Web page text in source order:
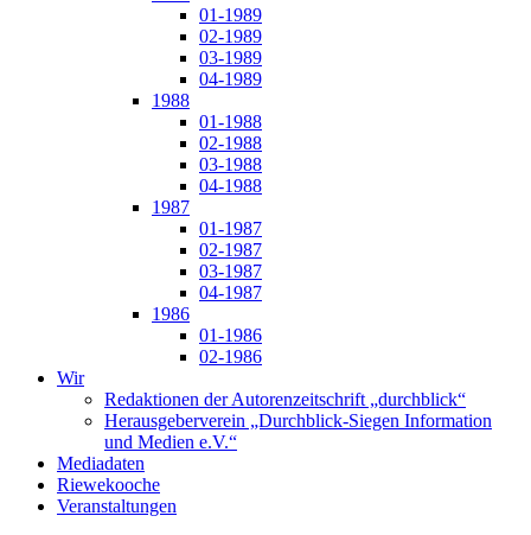
01-1989
02-1989
03-1989
04-1989
1988
01-1988
02-1988
03-1988
04-1988
1987
01-1987
02-1987
03-1987
04-1987
1986
01-1986
02-1986
Wir
Redaktionen der Autorenzeitschrift „durchblick“
Herausgeberverein „Durchblick-Siegen Information
und Medien e.V.“
Mediadaten
Riewekooche
Veranstaltungen